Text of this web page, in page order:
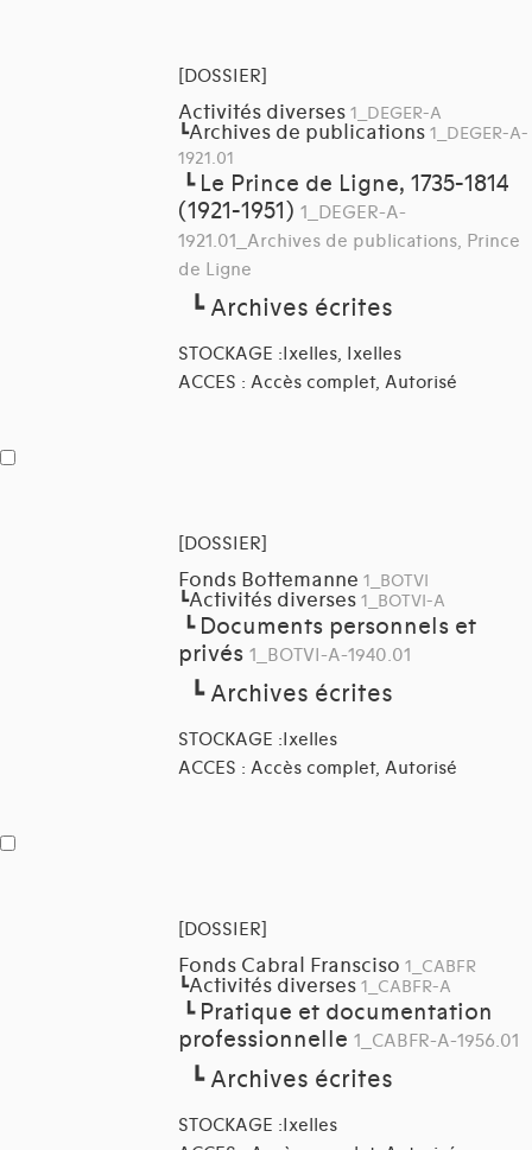
[DOSSIER]
Activités diverses 1_DEGER-A
┗Archives de publications 1_DEGER-A-
1921.01
┗ Le Prince de Ligne, 1735-1814
(1921-1951) 1_DEGER-A-
1921.01_Archives de publications, Prince
de Ligne
┗Archives écrites
STOCKAGE :Ixelles, Ixelles
ACCES : Accès complet, Autorisé
[DOSSIER]
Fonds Bottemanne 1_BOTVI
┗Activités diverses 1_BOTVI-A
┗ Documents personnels et
privés 1_BOTVI-A-1940.01
┗Archives écrites
STOCKAGE :Ixelles
ACCES : Accès complet, Autorisé
[DOSSIER]
Fonds Cabral Fransciso 1_CABFR
┗Activités diverses 1_CABFR-A
┗ Pratique et documentation
professionnelle 1_CABFR-A-1956.01
┗Archives écrites
STOCKAGE :Ixelles